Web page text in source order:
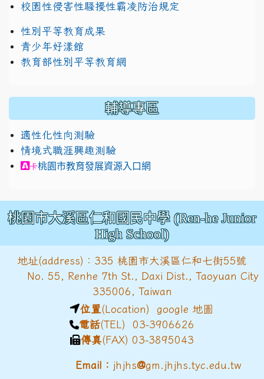
校園性侵害性騷擾性霸凌防治規定
性別平等教育成果
青少年好漾館
教育部性別平等教育網
輔導專區
適性化性向測驗
情境式職涯興趣測驗
link to https://exam.career.ntnu.edu.tw/cit/
卡桃園市教育發展資源入口網
桃園市大溪區仁和國民中學 (Ren-he Junior
High School)
地址(address)：335 桃園市大溪區仁和七街55號
No. 55, Renhe 7th St., Daxi Dist., Taoyuan City
335006, Taiwan
位置(Location) google 地圖
電話(TEL) 03-3906626
傳真(FAX) 03-3895043
Email： jhjhs@gm.jhjhs.tyc.edu.tw